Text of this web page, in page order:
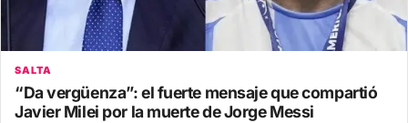
SALTA
“Da vergüenza”: el fuerte mensaje que compartió
Javier Milei por la muerte de Jorge Messi